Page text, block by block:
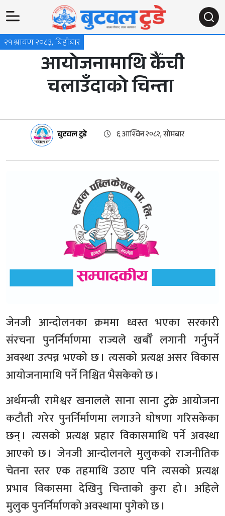
२१ श्रावण २०८३, बिहीबार
आयोजनामाथि कैँची
चलाउँदाको चिन्ता
बुटवल टुडे ६ आश्विन २०८२, सोमबार
जेनजी आन्दोलनका क्रममा ध्वस्त भएका सरकारी
संरचना पुनर्निर्माणमा राज्यले खर्बौँ लगानी गर्नुपर्ने
अवस्था उत्पन्न भएको छ । त्यसको प्रत्यक्ष असर विकास
आयोजनामाथि पर्ने निश्चित भैसकेको छ ।
अर्थमन्त्री रामेश्वर खनालले साना साना टुक्रे आयोजना
कटौती गरेर पुनर्निर्माणमा लगाउने घोषणा गरिसकेका
छन् । त्यसको प्रत्यक्ष प्रहार विकासमाथि पर्ने अवस्था
आएको छ । जेनजी आन्दोलनले मुलुकको राजनीतिक
चेतना स्तर एक तहमाथि उठाए पनि त्यसको प्रत्यक्ष
प्रभाव विकासमा देखिनु चिन्ताको कुरा हो । अहिले
मुलुक पुनर्निर्माणको अवस्थामा पुगेको छ ।